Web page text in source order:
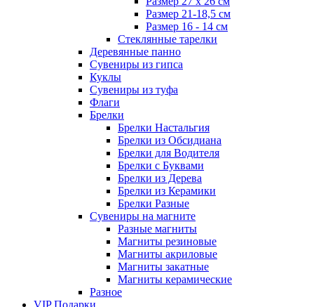
Размер 21-18,5 см
Размер 16 - 14 см
Стеклянные тарелки
Деревянные панно
Сувениры из гипса
Куклы
Сувениры из туфа
Флаги
Брелки
Брелки Настальгия
Брелки из Обсидиана
Брелки для Водителя
Брелки с Буквами
Брелки из Дерева
Брелки из Керамики
Брелки Разные
Сувениры на магните
Разные магниты
Магниты резиновые
Магниты акриловые
Магниты закатные
Магниты керамические
Разное
VIP Подарки